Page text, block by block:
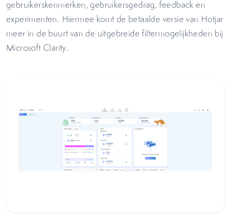
gebruikerskenmerken, gebruikersgedrag, feedback en
experimenten. Hiermee komt de betaalde versie van Hotjar
meer in de buurt van de uitgebreide filtermogelijkheden bij
Microsoft Clarity.